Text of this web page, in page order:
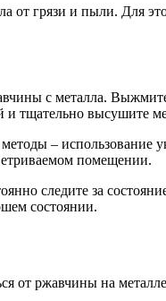
от грязи и пыли. Для
с металла.
и тщательно высушите
–
помещении.
следите за
состоянии.
от ржавчины на